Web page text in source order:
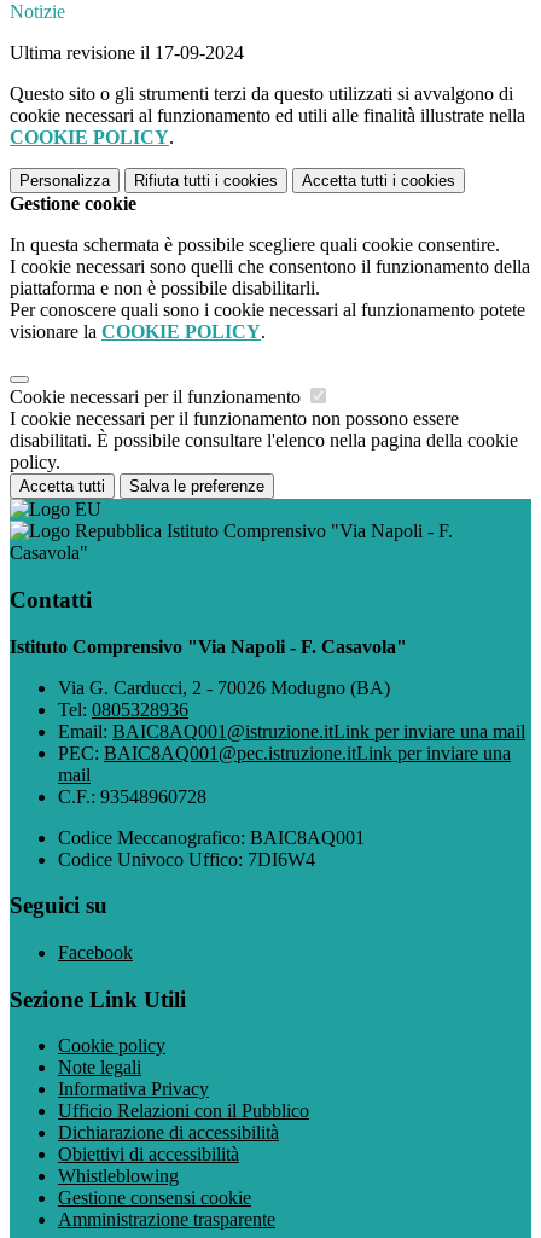
Notizie
Ultima revisione il 17-09-2024
Questo sito o gli strumenti terzi da questo utilizzati si avvalgono di
cookie necessari al funzionamento ed utili alle finalità illustrate nella
COOKIE POLICY.
Personalizza Rifiuta tutti i cookies Accetta tutti i cookies
Gestione cookie
In questa schermata è possibile scegliere quali cookie consentire.
I cookie necessari sono quelli che consentono il funzionamento della
piattaforma e non è possibile disabilitarli.
Per conoscere quali sono i cookie necessari al funzionamento potete
visionare la COOKIE POLICY.
Cookie necessari per il funzionamento
I cookie necessari per il funzionamento non possono essere
disabilitati. È possibile consultare l'elenco nella pagina della cookie
policy.
Accetta tutti Salva le preferenze
Istituto Comprensivo "Via Napoli - F.
Casavola"
Contatti
Istituto Comprensivo "Via Napoli - F. Casavola"
Via G. Carducci, 2 - 70026 Modugno (BA)
Tel: 0805328936
Email: BAIC8AQ001@istruzione.itLink per inviare una mail
PEC: BAIC8AQ001@pec.istruzione.itLink per inviare una
mail
C.F.: 93548960728
Codice Meccanografico: BAIC8AQ001
Codice Univoco Uffico: 7DI6W4
Seguici su
Facebook
Sezione Link Utili
Cookie policy
Note legali
Informativa Privacy
Ufficio Relazioni con il Pubblico
Dichiarazione di accessibilità
Obiettivi di accessibilità
Whistleblowing
Gestione consensi cookie
Amministrazione trasparente